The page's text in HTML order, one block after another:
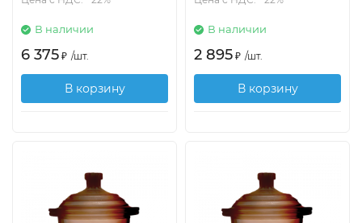
В наличии
6 375 ₽ /шт.
В корзину
В наличии
2 895 ₽ /шт.
В корзину